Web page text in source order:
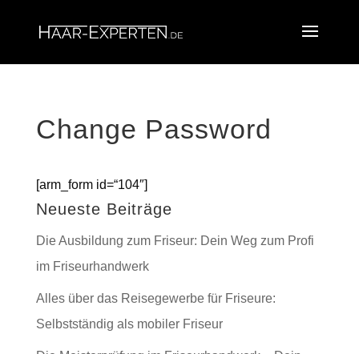
Change Password
[arm_form id=“104″]
Neueste Beiträge
Die Ausbildung zum Friseur: Dein Weg zum Profi
im Friseurhandwerk
Alles über das Reisegewerbe für Friseure:
Selbstständig als mobiler Friseur